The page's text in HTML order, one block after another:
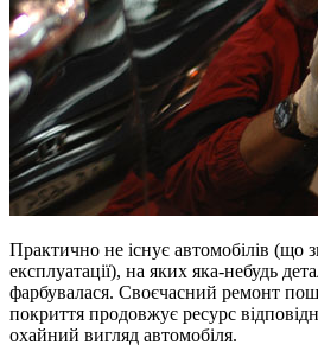
Практично не існує автомобілів (що
експлуатації), на яких яка-небудь
фарбувалася. Своєчасний ремонт
покриття продовжує ресурс
охайний вигляд автомобіля.